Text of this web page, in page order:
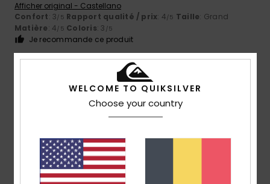
Afficher original - Castellano
Confort: 3/5 Rapport qualité / prix: 4/5 Taille: Grand
Matière: 4/5 Coloris: 3 /5
Je recommande ce produit
5/5
coupe au top
Confort: 5/5 Rapport qualité / prix
Matière: 5/5 Coloris: 5/5
Je recommande ce produit
WELCOME TO QUIKSILVER
Choose your country